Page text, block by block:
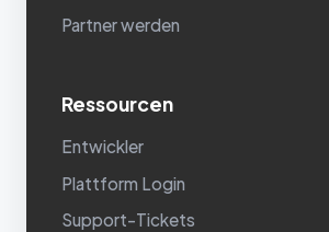
Partner werden
Ressourcen
Entwickler
Plattform Login
Support-Tickets